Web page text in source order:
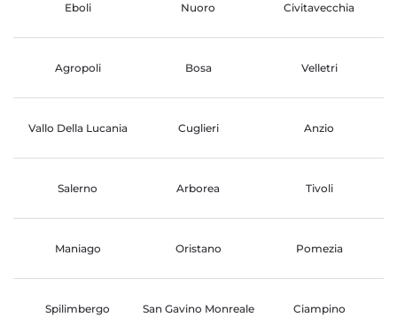
Eboli Nuoro Civitavecchia
Agropoli Bosa Velletri
Vallo Della Lucania Cuglieri Anzio
Salerno Arborea Tivoli
Maniago Oristano Pomezia
Spilimbergo San Gavino Monreale Ciampino